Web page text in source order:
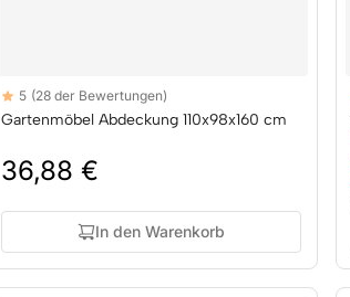
Reviews
5 out of 5 stars
5 (28 der Bewertungen)
Gartenmöbel Abdeckung 110x98x160 cm
36,88 €
In den Warenkorb